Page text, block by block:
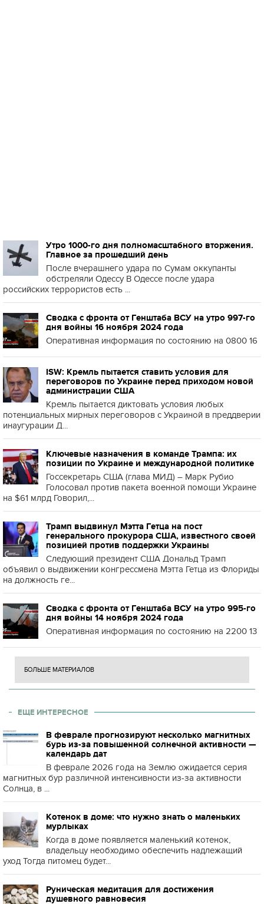
Утро 1000-го дня полномасштабного вторжения.
Главное за прошедший день
После вчерашнего удара по Сумам оккупанты
обстреляли Одессу В Одессе после удара
российских террористов есть ...
Сводка с фронта от Генштаба ВСУ на утро 997-го
дня войны 16 ноября 2024 года
Оперативная информация по состоянию на 0800 16
ISW: Кремль пытается ставить условия для
переговоров по Украине перед приходом новой
администрации США
Кремль пытается диктовать условия любых
потенциальных мирных переговоров с Украиной в преддверии
инаугурации Д...
Ключевые назначения в команде Трампа: их
позиции по Украине и международной политике
Госсекретарь США (глава МИД) – Марк Рубио
Голосовал против пакета военной помощи Украине
на $61 млрд Говорил,...
Трамп выдвинул Мэтта Гетца на пост
генерального прокурора США, известного своей
позицией против поддержки Украины
Следующий президент США Дональд Трамп
объявил о выдвижении конгрессмена Мэтта Гетца из Флориды
на должность ге...
Сводка с фронта от Генштаба ВСУ на утро 995-го
дня войны 14 ноября 2024 года
Оперативная информация по состоянию на 2200 13
БОЛЬШЕ МАТЕРИАЛОВ
ЕЩЕ ИНТЕРЕСНОЕ
В феврале прогнозируют несколько магнитных
бурь из-за повышенной солнечной активности —
календарь дат
В феврале 2026 года на Землю ожидается серия
магнитных бур различной интенсивности из-за активности
Солнца, в ...
Котенок в доме: что нужно знать о маленьких
мурлыках
Когда в доме появляется маленький котенок,
владельцу необходимо обеспечить надлежащий
уход Тогда питомец будет...
Руническая медитация для достижения
душевного равновесия